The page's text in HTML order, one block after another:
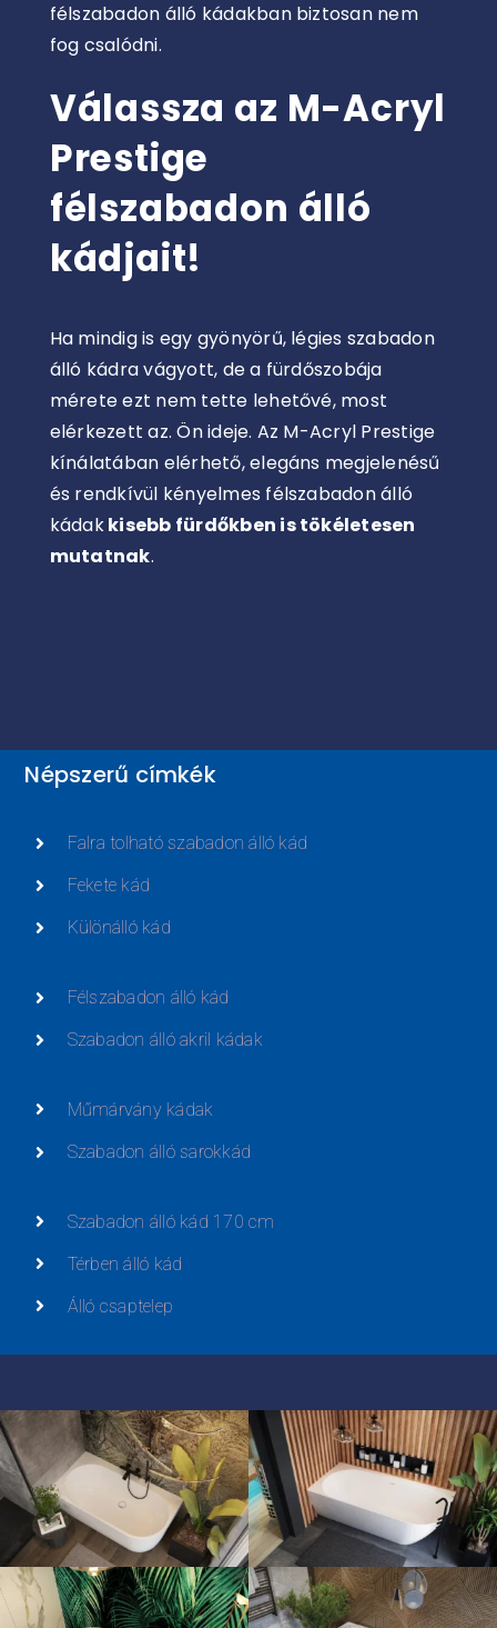
félszabadon álló kádakban biztosan nem
fog csalódni.
Válassza az M-Acryl
Prestige
félszabadon álló
kádjait!
Ha mindig is egy gyönyörű, légies szabadon
álló kádra vágyott, de a fürdőszobája
mérete ezt nem tette lehetővé, most
elérkezett az. Ön ideje. Az M-Acryl Prestige
kínálatában elérhető, elegáns megjelenésű
és rendkívül kényelmes félszabadon álló
kádakkisebb fürdőkben is tökéletesen
mutatnak.
Népszerű címkék
Falra tolható szabadon álló kád
Fekete kád
Különálló kád
Félszabadon álló kád
Szabadon álló akril kádak
Műmárvány kádak
Szabadon álló sarokkád
Szabadon álló kád 170 cm
Térben álló kád
Álló csaptelep